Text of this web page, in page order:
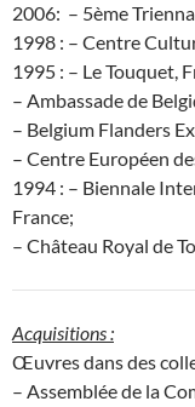
2006: – 5ème
1998 : – Centre
1995 : – Le Touquet,
– Ambassade de
– Belgium Flanders
– Centre Européen
1994 : – Biennale
France;
– Château Royal de
Acquisitions :
Œuvres dans des
– Assemblée de la